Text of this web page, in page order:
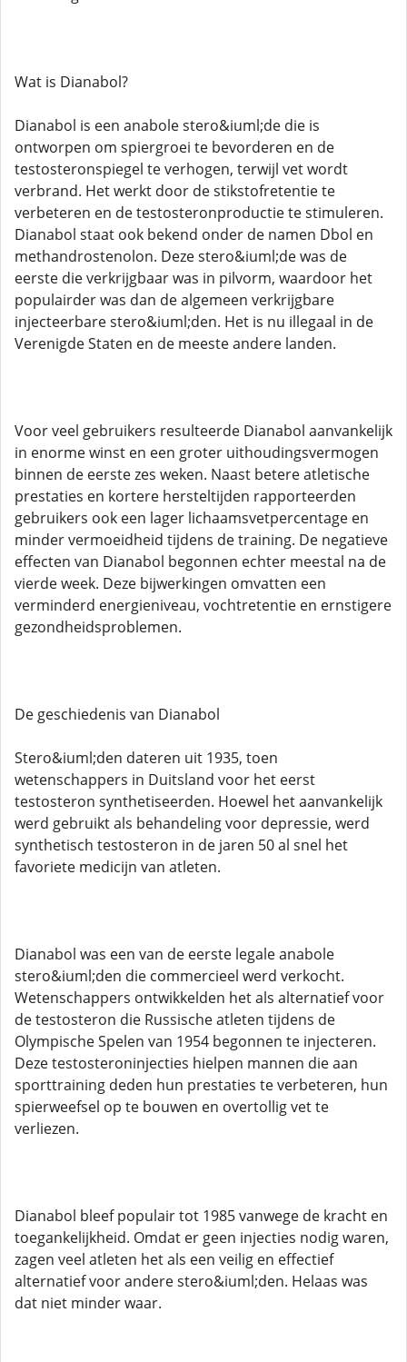
Wat is Dianabol?
Dianabol is een anabole stero&iuml;de die is
ontworpen om spiergroei te bevorderen en de
testosteronspiegel te verhogen, terwijl vet wordt
verbrand. Het werkt door de stikstofretentie te
verbeteren en de testosteronproductie te stimuleren.
Dianabol staat ook bekend onder de namen Dbol en
methandrostenolon. Deze stero&iuml;de was de
eerste die verkrijgbaar was in pilvorm, waardoor het
populairder was dan de algemeen verkrijgbare
injecteerbare stero&iuml;den. Het is nu illegaal in de
Verenigde Staten en de meeste andere landen.
Voor veel gebruikers resulteerde Dianabol aanvankelijk
in enorme winst en een groter uithoudingsvermogen
binnen de eerste zes weken. Naast betere atletische
prestaties en kortere hersteltijden rapporteerden
gebruikers ook een lager lichaamsvetpercentage en
minder vermoeidheid tijdens de training. De negatieve
effecten van Dianabol begonnen echter meestal na de
vierde week. Deze bijwerkingen omvatten een
verminderd energieniveau, vochtretentie en ernstigere
gezondheidsproblemen.
De geschiedenis van Dianabol
Stero&iuml;den dateren uit 1935, toen
wetenschappers in Duitsland voor het eerst
testosteron synthetiseerden. Hoewel het aanvankelijk
werd gebruikt als behandeling voor depressie, werd
synthetisch testosteron in de jaren 50 al snel het
favoriete medicijn van atleten.
Dianabol was een van de eerste legale anabole
stero&iuml;den die commercieel werd verkocht.
Wetenschappers ontwikkelden het als alternatief voor
de testosteron die Russische atleten tijdens de
Olympische Spelen van 1954 begonnen te injecteren.
Deze testosteroninjecties hielpen mannen die aan
sporttraining deden hun prestaties te verbeteren, hun
spierweefsel op te bouwen en overtollig vet te
verliezen.
Dianabol bleef populair tot 1985 vanwege de kracht en
toegankelijkheid. Omdat er geen injecties nodig waren,
zagen veel atleten het als een veilig en effectief
alternatief voor andere stero&iuml;den. Helaas was
dat niet minder waar.